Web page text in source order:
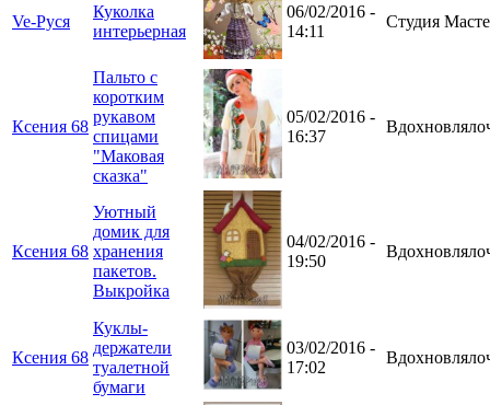
Ve-Руся
Куколка
интерьерная
06/02/2016 -
14:11
Студия
Ксения 68
Пальто с
коротким
рукавом
спицами
"Маковая
сказка"
05/02/2016 -
16:37
Ксения 68
Уютный
домик для
хранения
пакетов.
Выкройка
04/02/2016 -
19:50
Ксения 68
Куклы-
держатели
туалетной
бумаги
03/02/2016 -
17:02